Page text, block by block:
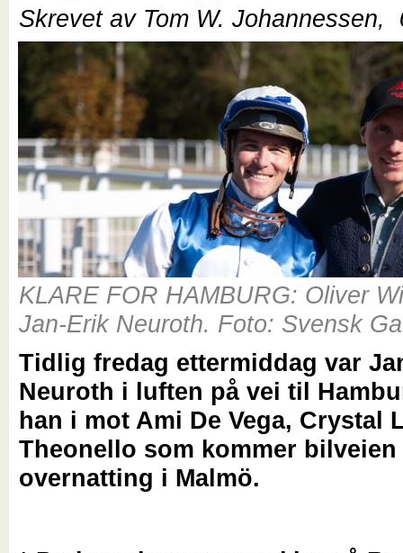
Skrevet av Tom W. Johannessen,
KLARE FOR HAMBURG: Oliver
Jan-Erik Neuroth. Foto: Svensk
Tidlig fredag ettermiddag var
Neuroth i luften på vei til
han i mot Ami De Vega, Crystal
Theonello som kommer bilveien
overnatting i Malmö.